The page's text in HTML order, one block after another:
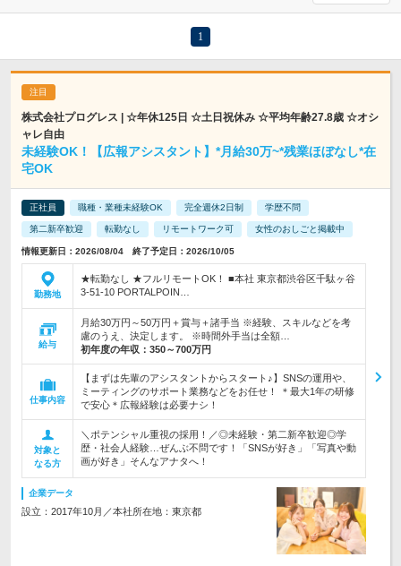
1
株式会社プログレス | ☆年休125日 ☆土日祝休み ☆平均年齢27.8歳 ☆オシ
ャレ自由
未経験OK！【広報アシスタント】*月給30万~*残業ほぼなし*在
宅OK
正社員 職種・業種未経験OK 完全週休2日制 学歴不問
第二新卒歓迎 転勤なし リモートワーク可 女性のおしごと掲載中
情報更新日：2026/08/04 終了予定日：2026/10/05
勤務地
★転勤なし ★フルリモートOK！ ■本社 東京都渋谷区千駄ヶ谷
3-51-10 PORTALPOIN…
給与
月給30万円～50万円＋賞与＋諸手当 ※経験、スキルなどを考
慮のうえ、決定します。 ※時間外手当は全額…
初年度の年収： 350～700万円
仕事内容
【まずは先輩のアシスタントからスタート♪】SNSの運用や、
ミーティングのサポート業務などをお任せ！ ＊最大1年の研修
で安心＊広報経験は必要ナシ！
対象と
なる方
＼ポテンシャル重視の採用！／◎未経験・第二新卒歓迎◎学
歴・社会人経験…ぜんぶ不問です！「SNSが好き」「写真や動
画が好き」そんなアナタへ！
企業データ
設立：2017年10月／本社所在地：東京都